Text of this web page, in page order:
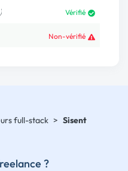
Vérifié
Non-vérifié
full-stack > Sisent
?